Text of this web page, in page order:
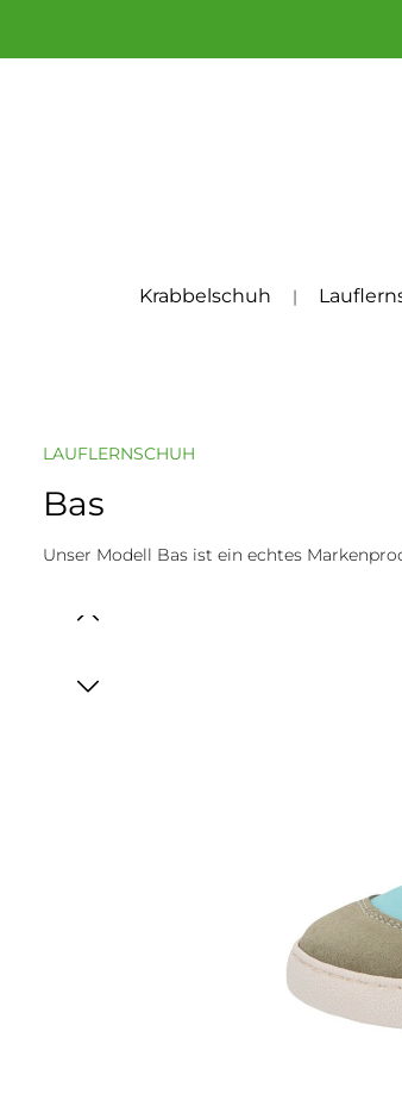
Krabbelschuh
LAUFLERNSCHUH
Bas
Unser Modell Bas ist ein echtes
Bildergalerie überspringen